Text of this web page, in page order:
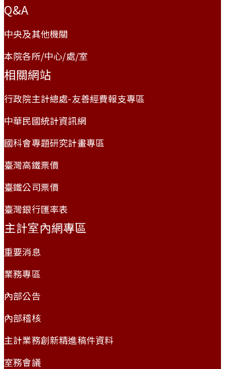
Q&A
中央及其他機關
本院各所/中心/處/室
相關網站
行政院主計總處-友善經費報支專區
中華民國統計資訊網
國科會專題研究計畫專區
臺灣高鐵票價
臺鐵公司票價
臺灣銀行匯率表
主計室內網專區
重要消息
業務專區
內部公告
內部稽核
主計業務創新精進稿件資料
室務會議